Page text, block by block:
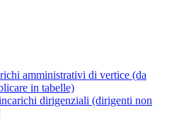
amministrativi di vertice (da
in tabelle)
dirigenziali (dirigenti non